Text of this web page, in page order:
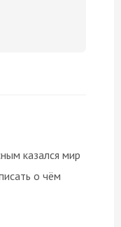
казался мир
о чём